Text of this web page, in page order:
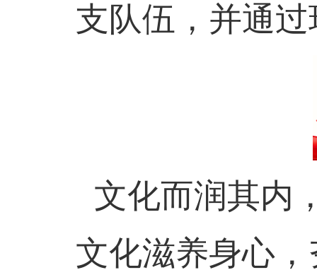
支队伍，并通
文化而润其内
文化滋养身心